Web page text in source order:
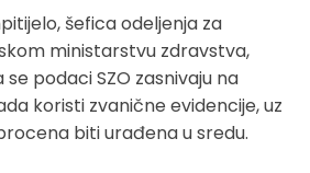
šefica odeljenja za
ministarstvu zdravstva,
se podaci SZO zasnivaju na
koristi zvanične evidencije, uz
biti urađena u sredu.